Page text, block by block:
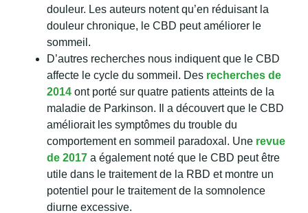
douleur. Les auteurs notent qu’en réduisant la
douleur chronique, le CBD peut améliorer le
sommeil.
D’autres recherches nous indiquent que le CBD
affecte le cycle du sommeil. Des recherches de
2014 ont porté sur quatre patients atteints de la
maladie de Parkinson. Il a découvert que le CBD
améliorait les symptômes du trouble du
comportement en sommeil paradoxal. Une revue
de 2017 a également noté que le CBD peut être
utile dans le traitement de la RBD et montre un
potentiel pour le traitement de la somnolence
diurne excessive.